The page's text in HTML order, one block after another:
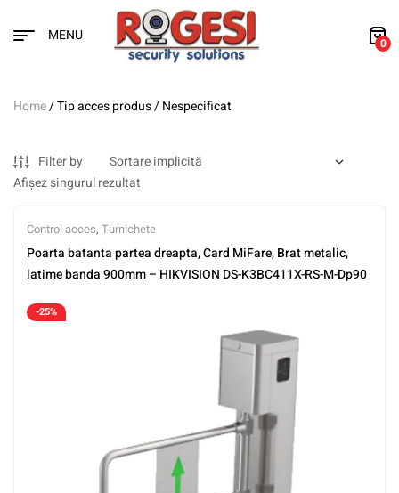
MENU 0
Home/ Tip acces produs / Nespecificat
Filter by
Afișez singurul rezultat
Control acces, Turnichete
Poarta batanta partea dreapta, Card MiFare, Brat metalic,
latime banda 900mm – HIKVISION DS-K3BC411X-RS-M-Dp90
-25%